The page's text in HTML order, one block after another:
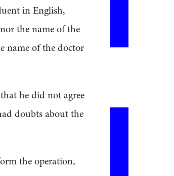
in English,
the name of the
name of the doctor
he did not agree
doubts about the
the operation,